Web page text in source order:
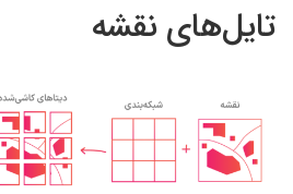
تایل‌های نقشه